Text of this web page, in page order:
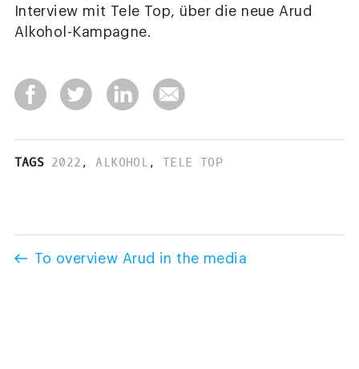
Interview mit Tele Top, über die neue Arud
Alkohol-Kampagne.
TAGS 2022 , ALKOHOL , TELE TOP
To overview Arud in the media